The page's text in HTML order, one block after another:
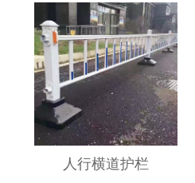
销售网络
联系我们
人行横道护栏